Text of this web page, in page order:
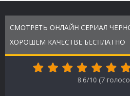
СМОТРЕТЬ ОНЛАЙН СЕРИАЛ
ХОРОШЕМ КАЧЕСТВЕ БЕСПЛАТНО
8.6/10 (7